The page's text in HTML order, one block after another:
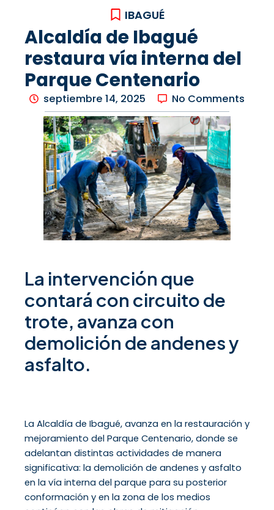
IBAGUÉ
Alcaldía de Ibagué
restaura vía interna del
Parque Centenario
septiembre 14, 2025 No Comments
La intervención que
contará con circuito de
trote, avanza con
demolición de andenes y
asfalto.
La Alcaldía de Ibagué, avanza en la restauración y
mejoramiento del Parque Centenario, donde se
adelantan distintas actividades de manera
significativa: la demolición de andenes y asfalto
en la vía interna del parque para su posterior
conformación y en la zona de los medios